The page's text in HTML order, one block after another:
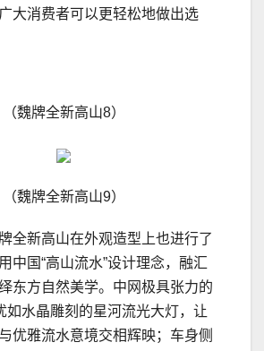
大消费者可以更轻松地做出选
（魏牌全新高山8）
（魏牌全新高山9）
全新高山在外观造型上也进行了
中国“高山流水”设计理念，融汇
东方自然美学。中网极具张力的
如水晶雕刻的星河流光大灯，让
优雅流水意境交相辉映；车身侧